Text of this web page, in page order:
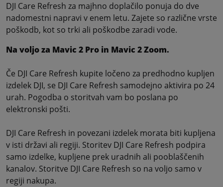
DJI Care Refresh za majhno doplačilo ponuja do dve
nadomestni napravi v enem letu. Zajete so različne vrste
poškodb, kot so trki ali poškodbe zaradi vode.
Na voljo za Mavic 2 Pro in Mavic 2 Zoom.
Če DJI Care Refresh kupite ločeno za predhodno kupljen
izdelek DJI, se DJI Care Refresh samodejno aktivira po 24
urah. Pogodba o storitvah vam bo poslana po
elektronski pošti.
DJI Care Refresh in povezani izdelek morata biti kupljena
v isti državi ali regiji. Storitev DJI Care Refresh podpira
samo izdelke, kupljene prek uradnih ali pooblaščenih
kanalov. Storitve DJI Care Refresh so na voljo samo v
regiji nakupa.